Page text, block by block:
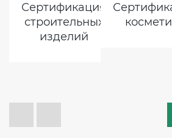
Сертификация
строительных
изделий